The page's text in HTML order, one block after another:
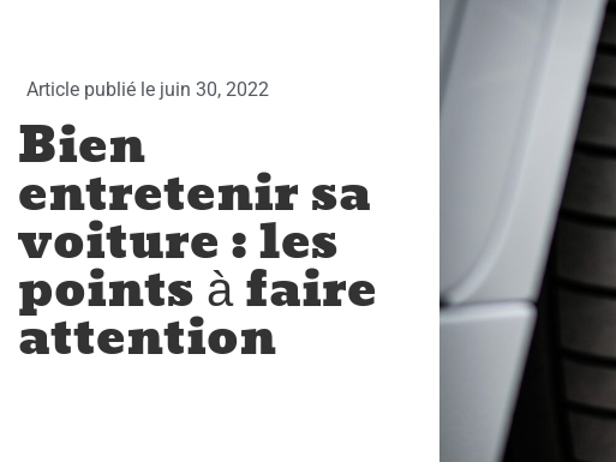
Article publié le juin 30, 2022
Bien
entretenir sa
voiture : les
points à faire
attention